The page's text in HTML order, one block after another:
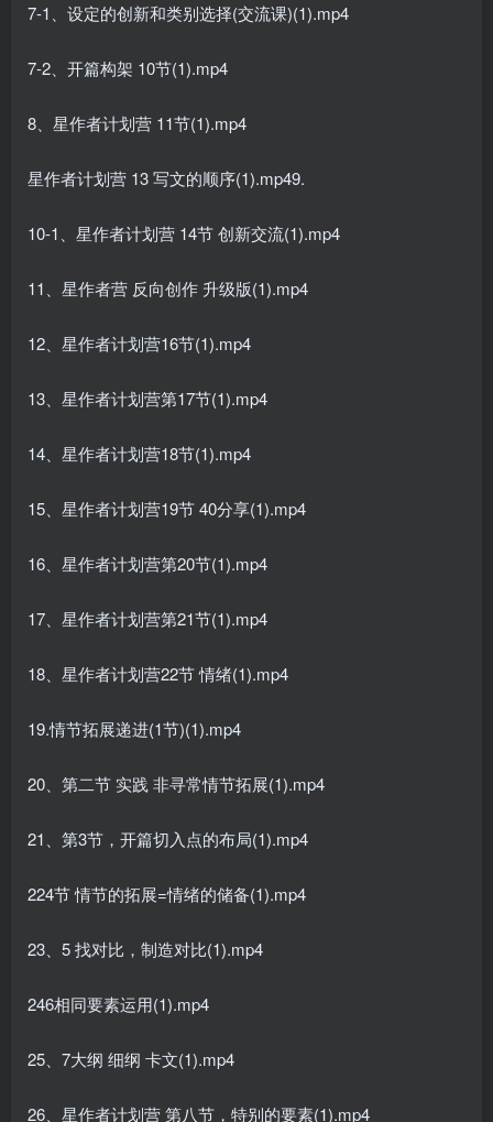
7-1、设定的创新和类别选择(交流课)(1).mp4
7-2、开篇构架 10节(1).mp4
8、星作者计划营 11节(1).mp4
星作者计划营 13 写文的顺序(1).mp49.
10-1、星作者计划营 14节 创新交流(1).mp4
11、星作者营 反向创作 升级版(1).mp4
12、星作者计划营16节(1).mp4
13、星作者计划营第17节(1).mp4
14、星作者计划营18节(1).mp4
15、星作者计划营19节 40分享(1).mp4
16、星作者计划营第20节(1).mp4
17、星作者计划营第21节(1).mp4
18、星作者计划营22节 情绪(1).mp4
19.情节拓展递进(1节)(1).mp4
20、第二节 实践 非寻常情节拓展(1).mp4
21、第3节，开篇切入点的布局(1).mp4
224节 情节的拓展=情绪的储备(1).mp4
23、5 找对比，制造对比(1).mp4
246相同要素运用(1).mp4
25、7大纲 细纲 卡文(1).mp4
26、星作者计划营 第八节，特别的要素(1).mp4